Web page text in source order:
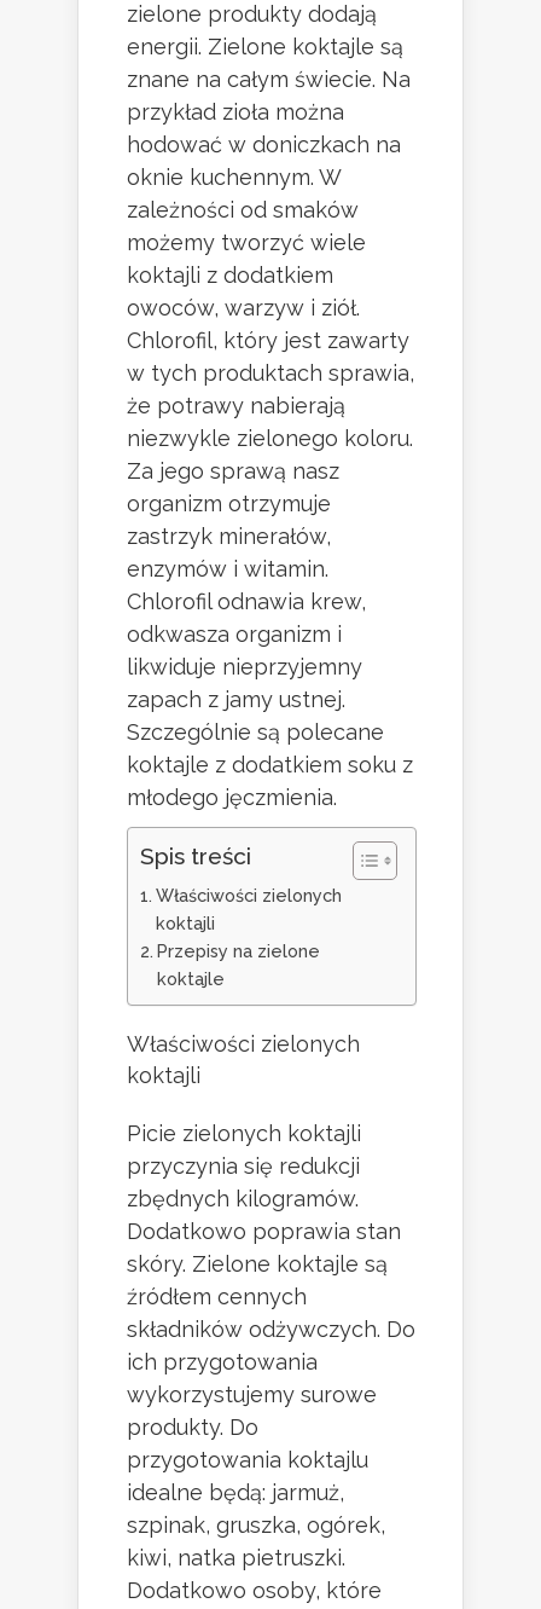
zielone produkty dodają
energii. Zielone koktajle są
znane na całym świecie. Na
przykład zioła można
hodować w doniczkach na
oknie kuchennym. W
zależności od smaków
możemy tworzyć wiele
koktajli z dodatkiem
owoców, warzyw i ziół.
Chlorofil, który jest zawarty
w tych produktach sprawia,
że potrawy nabierają
niezwykle zielonego koloru.
Za jego sprawą nasz
organizm otrzymuje
zastrzyk minerałów,
enzymów i witamin.
Chlorofil odnawia krew,
odkwasza organizm i
likwiduje nieprzyjemny
zapach z jamy ustnej.
Szczególnie są polecane
koktajle z dodatkiem soku z
młodego jęczmienia.
Spis treści
Właściwości zielonych
koktajli
Przepisy na zielone
koktajle
Właściwości zielonych
koktajli
Picie zielonych koktajli
przyczynia się redukcji
zbędnych kilogramów.
Dodatkowo poprawia stan
skóry. Zielone koktajle są
źródłem cennych
składników odżywczych. Do
ich przygotowania
wykorzystujemy surowe
produkty. Do
przygotowania koktajlu
idealne będą: jarmuż,
szpinak, gruszka, ogórek,
kiwi, natka pietruszki.
Dodatkowo osoby, które